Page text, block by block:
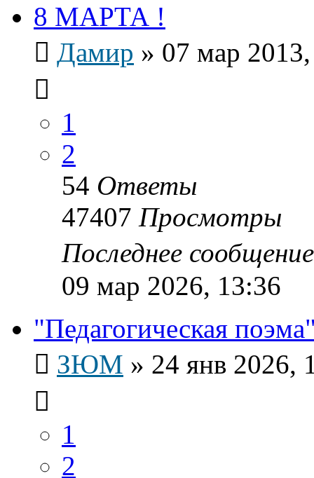
8 МАРТА !
Дамир » 07 мар
1
2
54 Ответы
47407 Просмотры
Последнее
09 мар 2026, 13:36
"Педагогическая
ЗЮМ » 24 янв 2026,
1
2